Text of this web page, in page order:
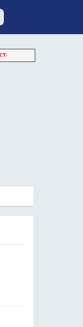
плеера